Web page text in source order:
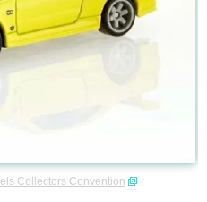
Collectors Convention